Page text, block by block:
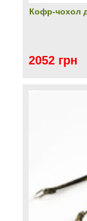
Кофр-чохол
2052 грн